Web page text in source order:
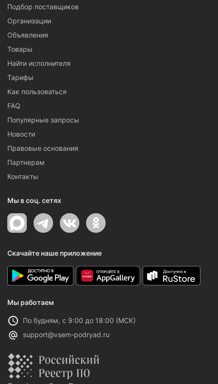
Подбор поставщиков
Организации
Объявления
Товары
Найти исполнителя
Тарифы
Как пользоваться
FAQ
Популярные запросы
Новости
Правовые основания
Партнерам
Контакты
Мы в соц. сетях
Скачайте наше приложение
Мы работаем
По будням, с 9:00 до 18:00 (МСК)
support@vsem-podryad.ru